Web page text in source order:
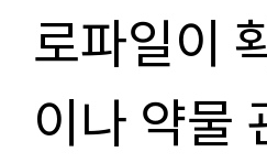
로파일이
이나 약물